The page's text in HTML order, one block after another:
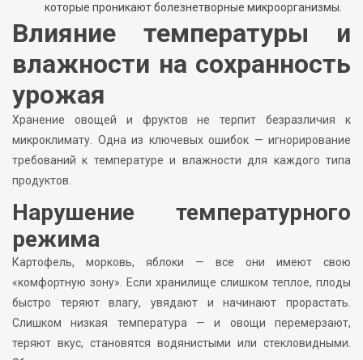
которые проникают болезнетворные микроорганизмы.
Влияние температуры и
влажности на сохранность
урожая
Хранение овощей и фруктов не терпит безразличия к
микроклимату. Одна из ключевых ошибок — игнорирование
требований к температуре и влажности для каждого типа
продуктов.
Нарушение температурного
режима
Картофель, морковь, яблоки — все они имеют свою
«комфортную зону». Если хранилище слишком теплое, плоды
быстро теряют влагу, увядают и начинают прорастать.
Слишком низкая температура — и овощи перемерзают,
теряют вкус, становятся водянистыми или стекловидными.